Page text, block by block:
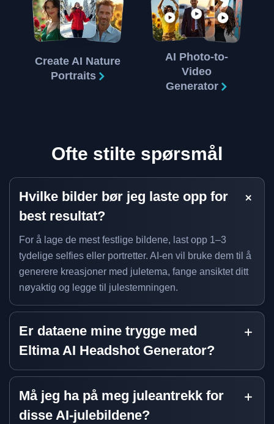
Create AI Nature
Portraits
AI Photo-to-
Video
Generator
Ofte stilte spørsmål
Hvilke bilder bør jeg laste opp for
best resultat?
For å lage de mest festlige bildene, last opp 1–3
tydelige selfies eller portretter. AI-en vil bruke dem til å
generere kreasjoner med juletema, fange ansiktet ditt
nøyaktig og legge til julestemningen.
Er dataene mine trygge med
Eltima AI Headshot Generator?
Må jeg ha på meg juleantrekk for
disse AI-julebildene?